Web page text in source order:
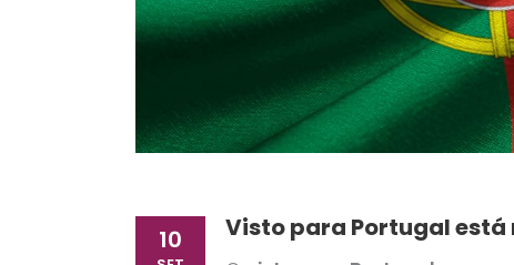
10 Visto para Portugal